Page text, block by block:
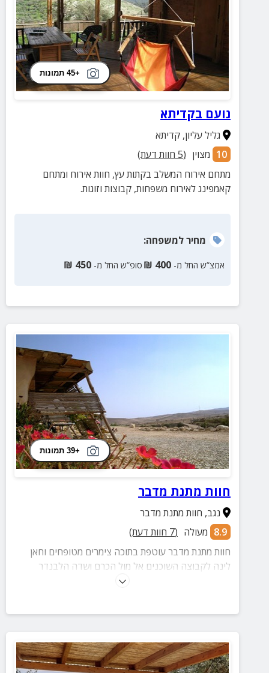
+45 תמונות
נועם בקדיתא
גליל עליון,קדיתא
10 מצוין (
5 חוות דעת)
מתחם אירוח המשלב בקתות עץ, חוות אירוח ומתחם
קאמפינג לאירוח משפחות, קבוצות וזוגות.
מחירלמשפחה:
אמצ”ש החל מ- 400
₪ סופ”ש החל מ- 450
₪
+39 תמונות
חוות מתנת מדבר
נגב, חוות מתנת מדבר
8.9 מעולה (
7 חוות דעת)
חוות מתנת מדבר עוטפת בתוכה צימרים מטופחים וחאן
לינה לקבוצה השוכנים אל מול הכרם ושדה הלבנדר